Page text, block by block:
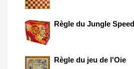
Règle du Jungle Speed
Règle du jeu de l'Oie